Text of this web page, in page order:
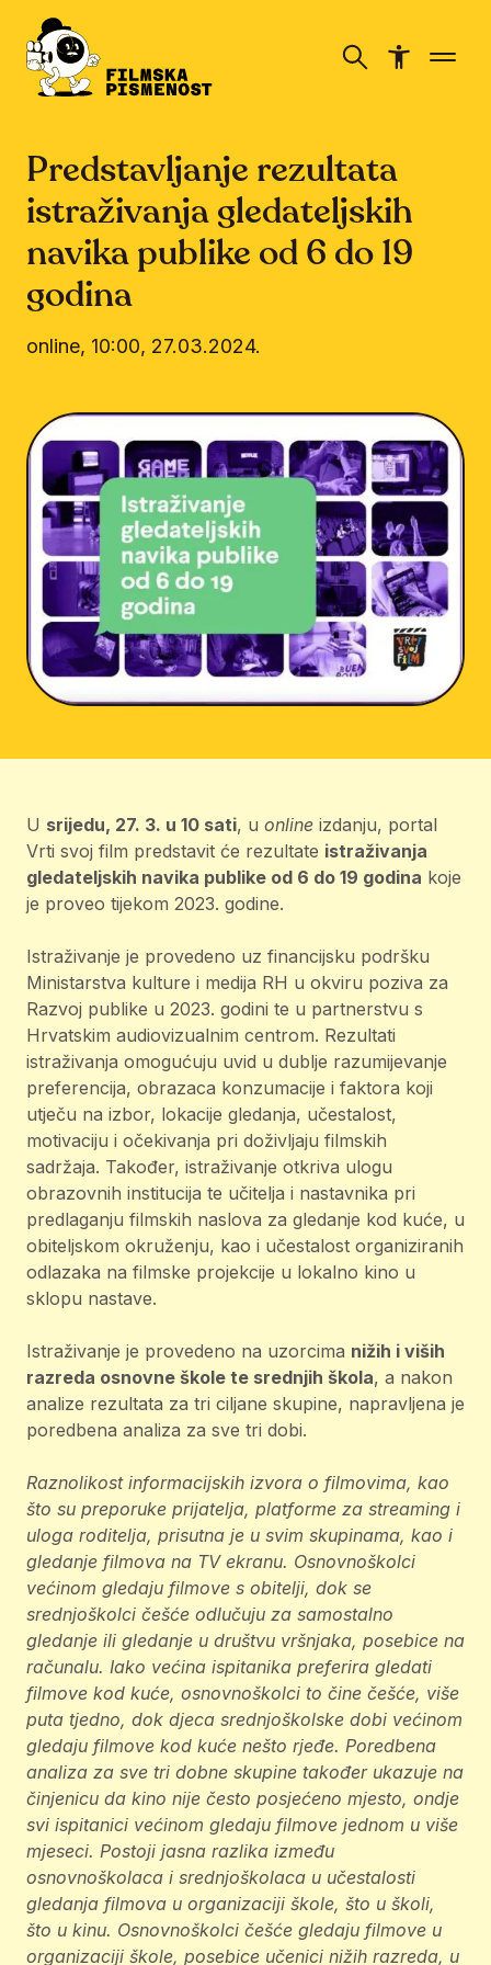
Predstavljanje rezultata
istraživanja gledateljskih
navika publike od 6 do 19
godina
online, 10:00, 27.03.2024.
U srijedu, 27. 3. u 10 sati, u online izdanju, portal
Vrti svoj film predstavit će rezultate istraživanja
gledateljskih navika publike od 6 do 19 godina koje
je proveo tijekom 2023. godine.
Istraživanje je provedeno uz financijsku podršku
Ministarstva kulture i medija RH u okviru poziva za
Razvoj publike u 2023. godini te u partnerstvu s
Hrvatskim audiovizualnim centrom. Rezultati
istraživanja omogućuju uvid u dublje razumijevanje
preferencija, obrazaca konzumacije i faktora koji
utječu na izbor, lokacije gledanja, učestalost,
motivaciju i očekivanja pri doživljaju filmskih
sadržaja. Također, istraživanje otkriva ulogu
obrazovnih institucija te učitelja i nastavnika pri
predlaganju filmskih naslova za gledanje kod kuće, u
obiteljskom okruženju, kao i učestalost organiziranih
odlazaka na filmske projekcije u lokalno kino u
sklopu nastave.
Istraživanje je provedeno na uzorcima nižih i viših
razreda osnovne škole te srednjih škola, a nakon
analize rezultata za tri ciljane skupine, napravljena je
poredbena analiza za sve tri dobi.
Raznolikost informacijskih izvora o filmovima, kao
što su preporuke prijatelja, platforme za streaming i
uloga roditelja, prisutna je u svim skupinama, kao i
gledanje filmova na TV ekranu. Osnovnoškolci
većinom gledaju filmove s obitelji, dok se
srednjoškolci češće odlučuju za samostalno
gledanje ili gledanje u društvu vršnjaka, posebice na
računalu. Iako većina ispitanika preferira gledati
filmove kod kuće, osnovnoškolci to čine češće, više
puta tjedno, dok djeca srednjoškolske dobi većinom
gledaju filmove kod kuće nešto rjeđe. Poredbena
analiza za sve tri dobne skupine također ukazuje na
činjenicu da kino nije često posjećeno mjesto, ondje
svi ispitanici većinom gledaju filmove jednom u više
mjeseci. Postoji jasna razlika između
osnovnoškolaca i srednjoškolaca u učestalosti
gledanja filmova u organizaciji škole, što u školi,
što u kinu. Osnovnoškolci češće gledaju filmove u
organizaciji škole, posebice učenici nižih razreda, u